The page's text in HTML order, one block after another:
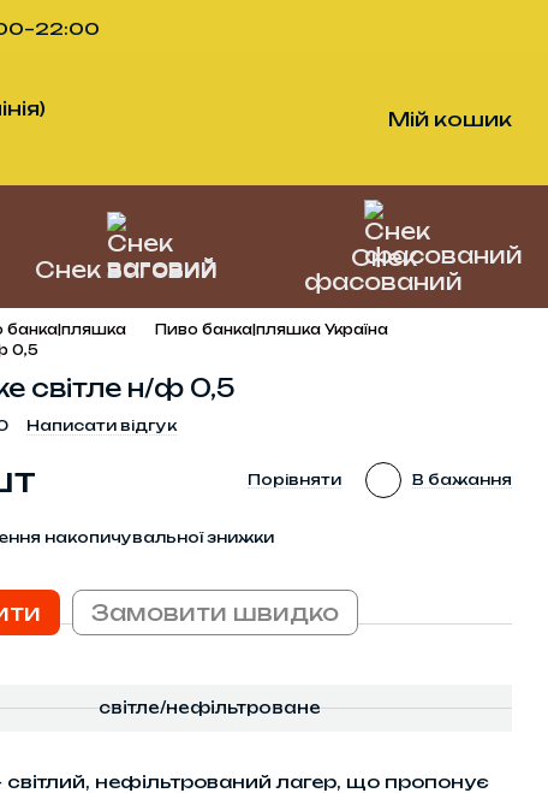
Мій кошик
Снек ваговий
Снек
фасований
банка|пляшка
Пиво банка|пляшка Україна
0,5
світле н/ф 0,5
Написати відгук
Порівняти В бажання
накопичувальної знижки
Замовити швидко
світле/нефільтроване
нефільтрований лагер, що пропонує